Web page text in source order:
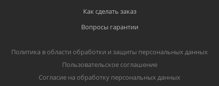
Как сделать заказ
Вопросы гарантии
Политика в области обработки и защиты персональных данных
Пользовательское соглашение
Согласие на обработку персональных данных